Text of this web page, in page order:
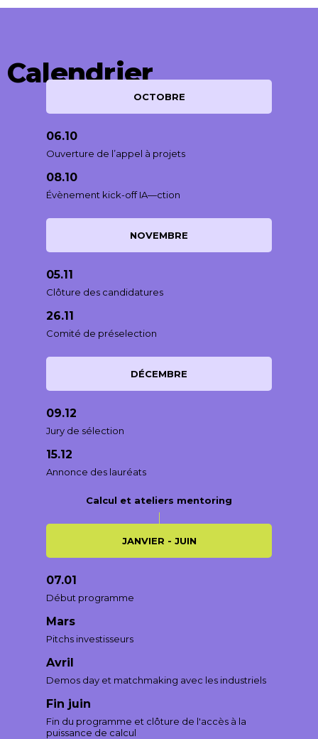
Calendrier
OCTOBRE
06.10
Ouverture de l’appel à projets
08.10
Évènement kick-off IA—ction
NOVEMBRE
05.11
Clôture des candidatures
26.11
Comité de préselection
DÉCEMBRE
09.12
Jury de sélection
15.12
Annonce des lauréats
Calcul et ateliers mentoring
JANVIER - JUIN
07.01
Début programme
Mars
Pitchs investisseurs
Avril
Demos day et matchmaking avec les industriels
Fin juin
Fin du programme et clôture de l'accès à la
puissance de calcul